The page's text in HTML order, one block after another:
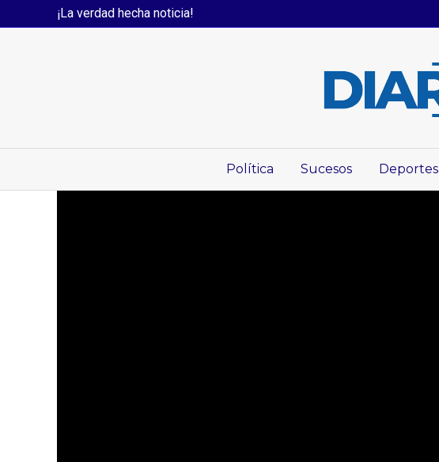
¡La verdad hecha noticia!
Política Sucesos Deportes